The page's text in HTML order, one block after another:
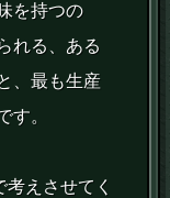
を持つの
れる、ある
、最も生産
す。
えさせてく